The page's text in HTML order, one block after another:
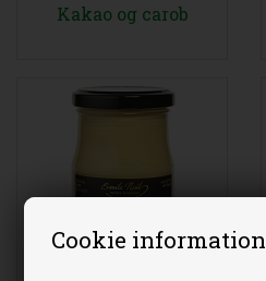
Cookie information
Kakao og carob